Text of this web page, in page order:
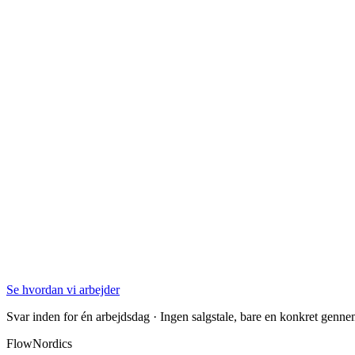
Se hvordan vi arbejder
Svar inden for én arbejdsdag · Ingen salgstale, bare en konkret
FlowNordics